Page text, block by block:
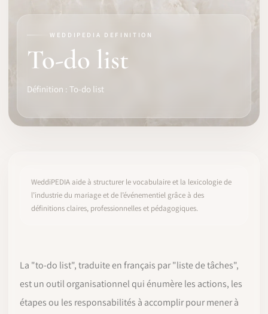
LOGICIEL
COMMENCER
WEDDIPEDIA DEFINITION
To-do list
Définition : To-do list
WeddiPEDIA aide à structurer le vocabulaire et la lexicologie de
l’industrie du mariage et de l’événementiel grâce à des
définitions claires, professionnelles et pédagogiques.
La "to-do list", traduite en français par "liste de tâches",
est un outil organisationnel qui énumère les actions, les
étapes ou les responsabilités à accomplir pour mener à